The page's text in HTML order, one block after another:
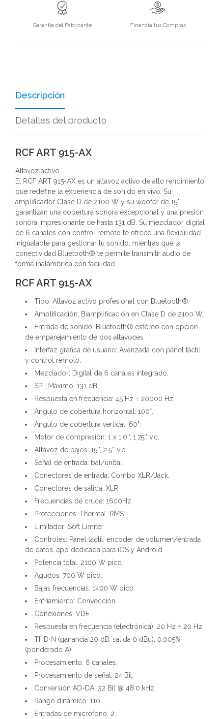
Garantía del Fabricante Financia tus Compras
Descripción
Detalles del producto
RCF ART 915-AX
Altavoz activo.
El RCF ART 915-AX es un altavoz activo de alto rendimiento
que redefine la experiencia de sonido en vivo. Su
amplificador Clase D de 2100 W y su woofer de 15"
garantizan una cobertura sonora excepcional y una presión
sonora impresionante de hasta 131 dB. Su mezclador digital
de 6 canales con control remoto te ofrece una flexibilidad
inigualable para gestionar tu sonido, mientras que la
conectividad Bluetooth® te permite transmitir audio de
forma inalámbrica con facilidad.
RCF ART 915-AX
Tipo: Altavoz activo profesional con Bluetooth®.
Amplificación: Biamplificación en Clase D de 2100 W.
Entrada de sonido: Bluetooth® estéreo con opción
de emparejamiento de dos altavoces.
Interfaz gráfica de usuario: Avanzada con panel táctil
y control remoto.
Mezclador: Digital de 6 canales integrado.
SPL Máximo: 131 dB.
Respuesta en frecuencia: 45 Hz ÷ 20000 Hz.
Ángulo de cobertura horizontal: 100°.
Ángulo de cobertura vertical: 60°.
Motor de compresión: 1 x 1.0'', 1.75'' v.c.
Altavoz de bajos: 15'', 2.5'' v.c.
Señal de entrada: bal/unbal.
Conectores de entrada: Combo XLR/Jack.
Conectores de salida: XLR.
Frecuencias de cruce: 1600Hz.
Protecciones: Thermal, RMS.
Limitador: Soft Limiter.
Controles: Panel táctil, encoder de volumen/entrada
de datos, app dedicada para iOS y Android.
Potencia total: 2100 W pico.
Agudos: 700 W pico.
Bajas frecuencias: 1400 W pico.
Enfriamiento: Convección.
Conexiones: VDE.
Respuesta en frecuencia (electrónica): 20 Hz ÷ 20 Hz.
THD+N (ganancia 20 dB, salida 0 dBu): 0.005%
(ponderado A).
Procesamiento: 6 canales.
Procesamiento de señal: 24 Bit.
Conversión AD-DA: 32 Bit @ 48.0 kHz.
Rango dinámico: 110.
Entradas de micrófono: 2.